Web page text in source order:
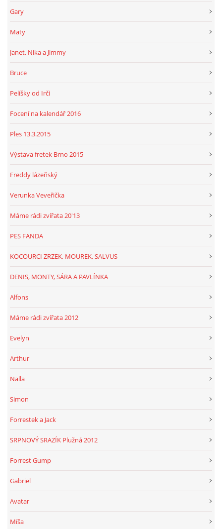
Gary
Maty
Janet, Nika a Jimmy
Bruce
Pelíšky od Irči
Focení na kalendář 2016
Ples 13.3.2015
Výstava fretek Brno 2015
Freddy lázeňský
Verunka Veveřička
Máme rádi zvířata 20'13
PES FANDA
KOCOURCI ZRZEK, MOUREK, SALVUS
DENIS, MONTY, SÁRA A PAVLÍNKA
Alfons
Máme rádi zvířata 2012
Evelyn
Arthur
Nalla
Simon
Forrestek a Jack
SRPNOVÝ SRAZÍK Plužná 2012
Forrest Gump
Gabriel
Avatar
Míša